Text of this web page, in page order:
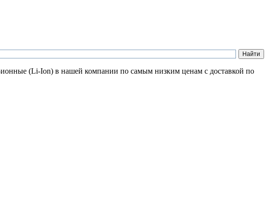
(Li-Ion) в нашей компании по самым низким ценам с доставкой по